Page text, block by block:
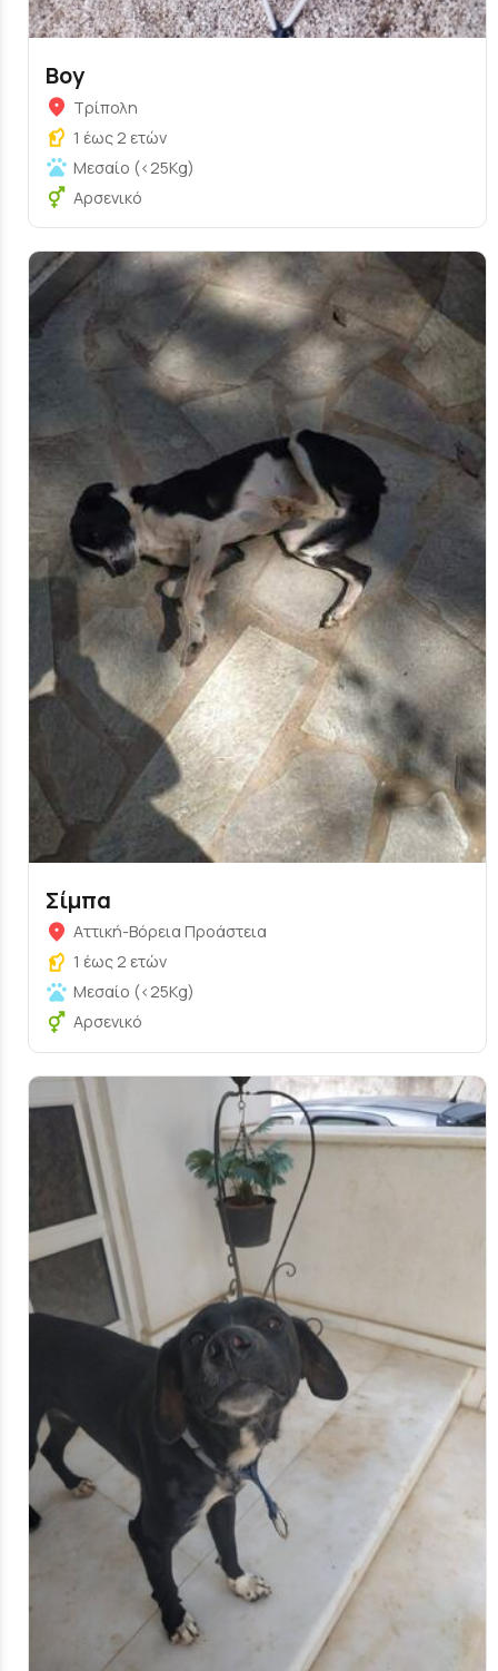
Boy
Τρίπολη
1 έως 2 ετών
Μεσαίο (<25Kg)
Αρσενικό
Σίμπα
Αττική-Βόρεια Προάστεια
1 έως 2 ετών
Μεσαίο (<25Kg)
Αρσενικό